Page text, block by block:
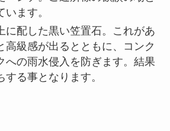
います。
に配した黒い笠置石。これがあ
高級感が出るとともに、コンク
への雨水侵入を防ぎます。結果
する事となります。